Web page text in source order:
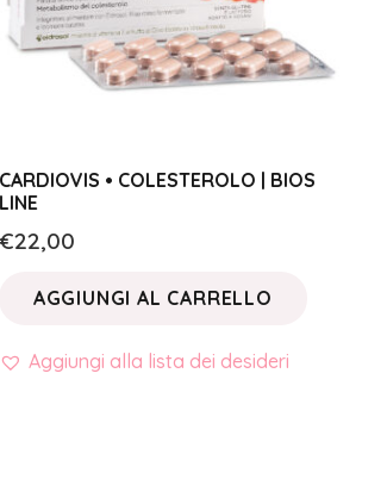
CARDIOVIS • COLESTEROLO | BIOS
LINE
€22,00
AGGIUNGI AL CARRELLO
Aggiungi alla lista dei desideri